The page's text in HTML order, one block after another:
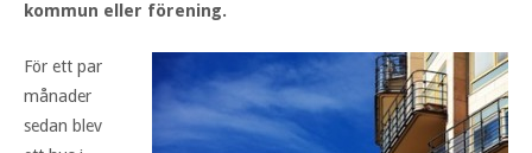
kommun eller förening.
För ett par
månader
sedan blev